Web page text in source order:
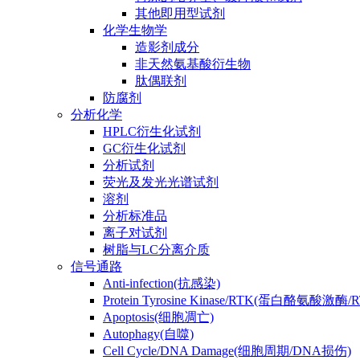
其他即用型试剂
化学生物学
造影剂成分
非天然氨基酸衍生物
肽偶联剂
防腐剂
分析化学
HPLC衍生化试剂
GC衍生化试剂
分析试剂
荧光及发光光谱试剂
溶剂
分析标准品
离子对试剂
树脂与LC分离介质
信号通路
Anti-infection(抗感染)
Protein Tyrosine Kinase/RTK(蛋白酪氨酸激酶/
Apoptosis(细胞凋亡)
Autophagy(自噬)
Cell Cycle/DNA Damage(细胞周期/DNA损伤)